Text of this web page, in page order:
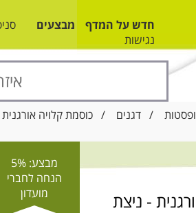
חדש על המדף מבצעים
נגישות
/ דגנים / כוסמת קלויה אורגנית
- ניצת
מבצע: 5%
הנחה לחברי
מועדון